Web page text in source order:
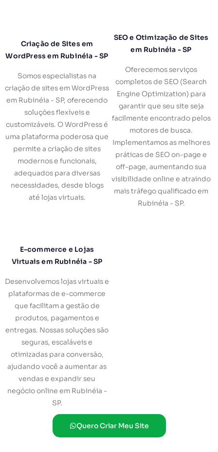
Criação de Sites em
WordPress em Rubinéia - SP
Somos especialistas na
criação de sites em WordPress
em Rubinéia - SP, oferecendo
soluções flexíveis e
customizáveis. O WordPress é
uma plataforma poderosa que
permite a criação de sites
modernos e funcionais,
adequados para diversas
necessidades, desde blogs
até lojas virtuais.
SEO e Otimização de Sites
em Rubinéia - SP
Oferecemos serviços
completos de SEO (Search
Engine Optimization) para
garantir que seu site seja
facilmente encontrado pelos
motores de busca.
Implementamos as melhores
práticas de SEO on-page e
off-page, aumentando sua
visibilidade online e atraindo
mais tráfego qualificado em
Rubinéia - SP.
E-commerce e Lojas
Virtuais em Rubinéia - SP
Desenvolvemos lojas virtuais e
plataformas de e-commerce
que facilitam a gestão de
produtos, pagamentos e
entregas. Nossas soluções são
seguras, escaláveis e
otimizadas para conversão,
ajudando você a aumentar as
vendas e expandir seu
negócio online em Rubinéia -
SP.
Quero Criar Meu Site